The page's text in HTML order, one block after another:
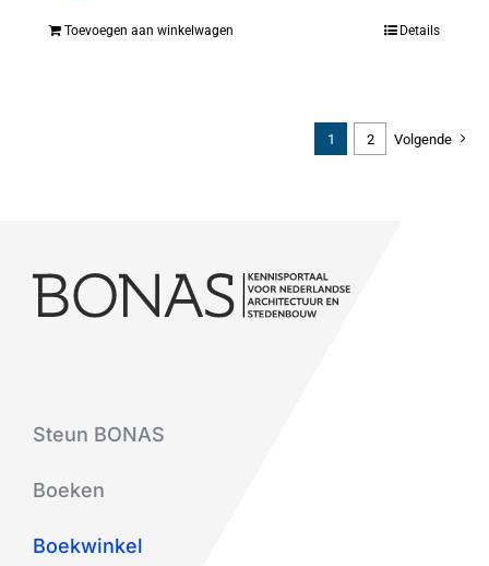
Toevoegen aan winkelwagen Details
1 2 Volgende
Steun BONAS
Boeken
Boekwinkel